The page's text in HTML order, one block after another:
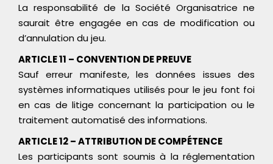
La responsabilité de la Société Organisatrice ne
saurait être engagée en cas de modification ou
d’annulation du jeu.
ARTICLE 11 – CONVENTION DE PREUVE
Sauf erreur manifeste, les données issues des
systèmes informatiques utilisés pour le jeu font foi
en cas de litige concernant la participation ou le
traitement automatisé des informations.
ARTICLE 12 – ATTRIBUTION DE COMPÉTENCE
Les participants sont soumis à la réglementation